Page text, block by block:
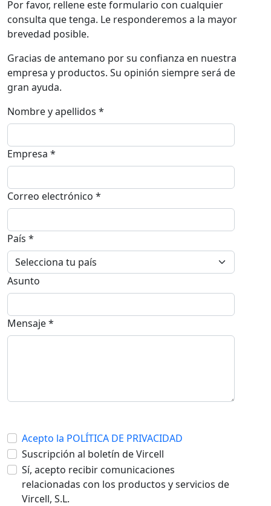
Por favor, rellene este formulario con cualquier
consulta que tenga. Le responderemos a la mayor
brevedad posible.
Gracias de antemano por su confianza en nuestra
empresa y productos. Su opinión siempre será de
gran ayuda.
Nombre y apellidos *
Empresa *
Correo electrónico *
País *
Asunto
Mensaje *
Acepto la POLÍTICA DE PRIVACIDAD
Suscripción al boletín de Vircell
Sí, acepto recibir comunicaciones
relacionadas con los productos y servicios de
Vircell, S.L.